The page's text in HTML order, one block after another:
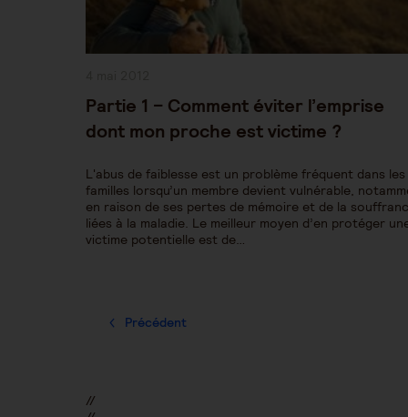
Partie 1 – Comment éviter l’emprise
dont mon proche est victime ?
L'abus de faiblesse est un problème fréquent dans les
familles lorsqu’un membre devient vulnérable,
en raison de ses pertes de mémoire et de la
liées à la maladie. Le meilleur moyen d’en protéger
victime potentielle est de…
Précédent
//